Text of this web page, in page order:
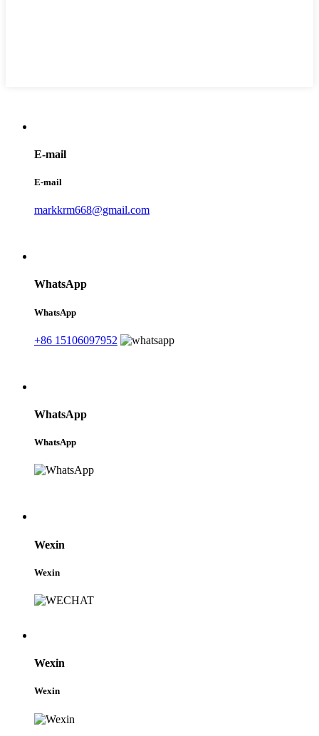
E-mail
E-mail
markkrm668@gmail.com
WhatsApp
WhatsApp
+86 15106097952
WhatsApp
WhatsApp
Wexin
Wexin
Wexin
Wexin